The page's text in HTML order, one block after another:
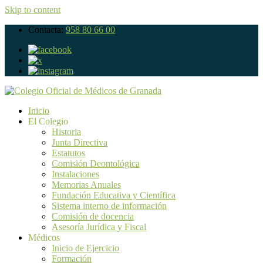
Skip to content
Contacta: 958 80 66 00
Inicio
El Colegio
Historia
Junta Directiva
Estatutos
Comisión Deontológica
Instalaciones
Memorias Anuales
Fundación Educativa y Científica
Sistema interno de información
Comisión de docencia
Asesoría Jurídica y Fiscal
Médicos
Inicio de Ejercicio
Formación